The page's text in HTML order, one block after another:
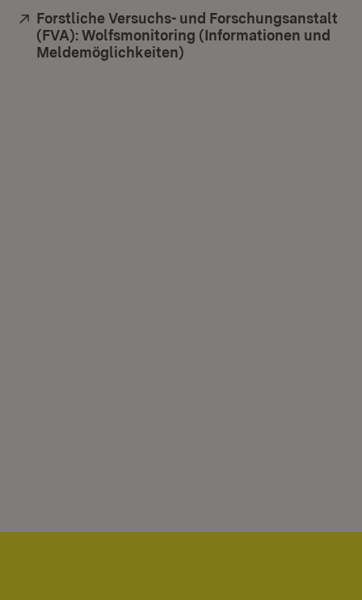
Extern:
Forstliche Versuchs- und Forschungsanstalt
(FVA): Wolfsmonitoring (Informationen und
Meldemöglichkeiten)